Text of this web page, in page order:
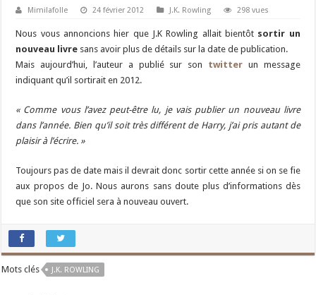
Mimilafolle 24 février 2012 J.K. Rowling 298 vues
Nous vous annoncions hier que J.K Rowling allait bientôt sortir un
nouveau livre sans avoir plus de détails sur la date de publication.
Mais aujourd’hui, l’auteur a publié sur son twitter un message
indiquant qu’il sortirait en 2012.
« Comme vous l’avez peut-être lu, je vais publier un nouveau livre
dans l’année. Bien qu’il soit très différent de Harry, j’ai pris autant de
plaisir à l’écrire. »
Toujours pas de date mais il devrait donc sortir cette année si on se fie
aux propos de Jo. Nous aurons sans doute plus d’informations dès
que son site officiel sera à nouveau ouvert.
Mots clés J.K. ROWLING